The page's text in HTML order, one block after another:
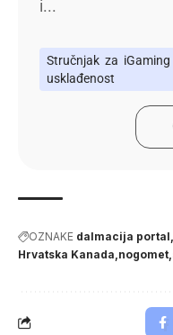
i...
Stručnjak za
usklađenost
OZNAKE dalmacija portal
Hrvatska Kanada nogomet